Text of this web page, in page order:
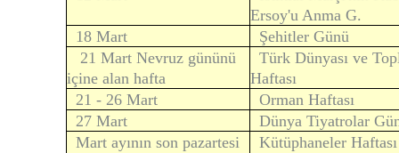
Ersoy'u Anma G.
18 Mart
Şehitler Günü
21 Mart Nevruz gününü
içine alan hafta
Türk Dünyası ve
Haftası
21 - 26 Mart
Orman Haftası
27 Mart
Dünya Tiyatrolar
Mart ayının son pazartesi
Kütüphaneler Haftası